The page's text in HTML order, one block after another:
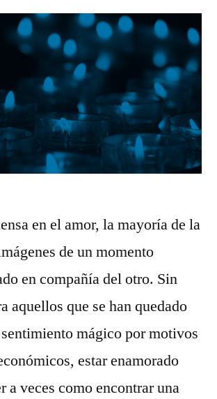
y
conseguir
cambien
de
opinión
sobre
queridos
conseguir
que
cambien
de
opinión
sobre
ti
en el amor, la mayoría de la
de un momento
en compañía del otro. Sin
aquellos que se han quedado
mágico por motivos
estar enamorado
a veces como encontrar una